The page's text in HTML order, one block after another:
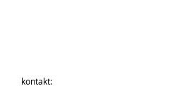
kontakt: